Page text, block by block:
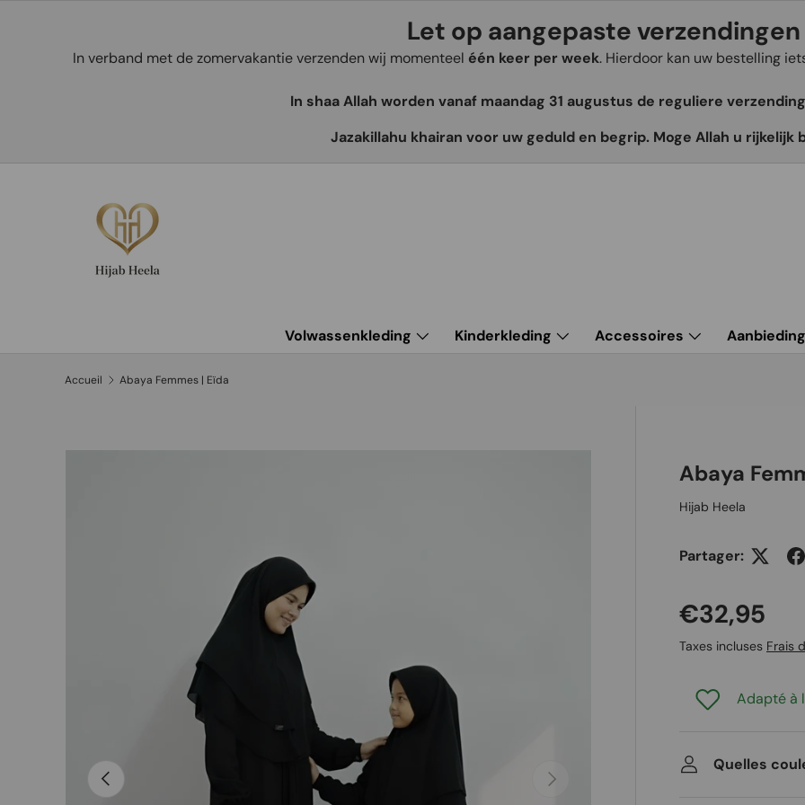
Let op aangepaste verzendingen
In verband met de zomervakantie verzenden wij momenteel één keer per week. Hierdoor kan uw bestelling
In shaa Allah worden vanaf maandag 31 augustus de reguliere
Jazakillahu khairan voor uw geduld en begrip. Moge Allah u rijkelijk
Volwassenkleding Kinderkleding Accessoires Aanbieding
Accueil Abaya Femmes | Eïda
Précédent Suivant
Abaya
Hijab Heela
Partager:
Prix
€32,95
Taxes incluses Frais
Adapté à
Quelles